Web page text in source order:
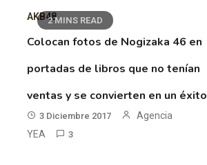
2 MINS READ
AKB48
Colocan fotos de Nogizaka 46 en
portadas de libros que no tenían
ventas y se convierten en un éxito
3 Diciembre 2017
Agencia
YEA
3